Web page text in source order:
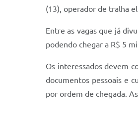
(13), operador de tralha
Entre as vagas que já
podendo chegar a R$ 5
Os interessados devem
documentos pessoais e
por ordem de chegada.